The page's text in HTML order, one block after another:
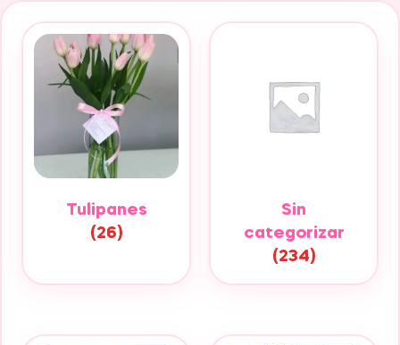
Tulipanes
(26)
Sin
categorizar
(234)